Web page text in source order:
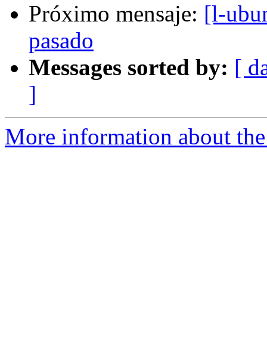
Próximo mensaje: [l-
pasado
Messages sorted by: [
]
More information about